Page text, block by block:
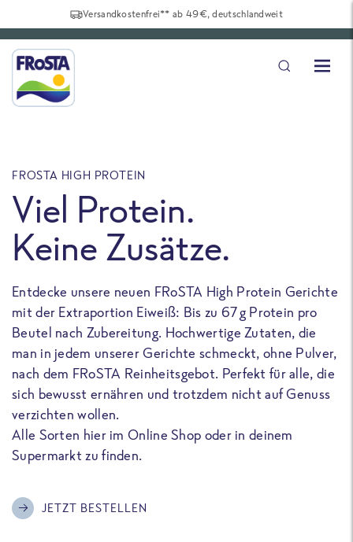
Versandkostenfrei** ab 49€, deutschlandweit
FROSTA HIGH PROTEIN
Viel Protein.
Keine Zusätze.
Entdecke unsere neuen FRoSTA High Protein Gerichte
mit der Extraportion Eiweiß: Bis zu 67 g Protein pro
Beutel nach Zubereitung. Hochwertige Zutaten, die
man in jedem unserer Gerichte schmeckt, ohne Pulver,
nach dem FRoSTA Reinheitsgebot. Perfekt für alle, die
sich bewusst ernähren und trotzdem nicht auf Genuss
verzichten wollen.
Alle Sorten hier im Online Shop oder in deinem
Supermarkt zu finden.
JETZT BESTELLEN